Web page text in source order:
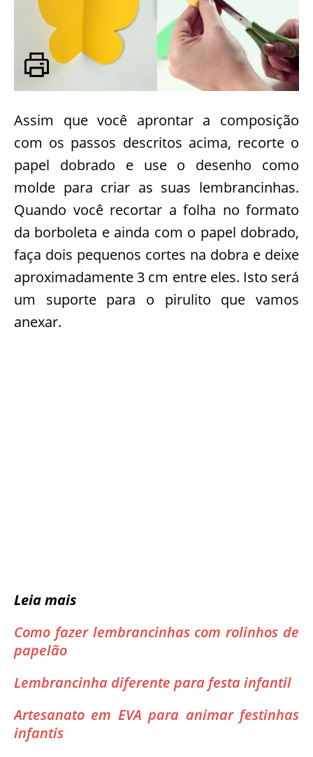
Assim que você aprontar a composição
com os passos descritos acima, recorte o
papel dobrado e use o desenho como
molde para criar as suas lembrancinhas.
Quando você recortar a folha no formato
da borboleta e ainda com o papel dobrado,
faça dois pequenos cortes na dobra e deixe
aproximadamente 3 cm entre eles. Isto será
um suporte para o pirulito que vamos
anexar.
Leia mais
Como fazer lembrancinhas com rolinhos de
papelão
Lembrancinha diferente para festa infantil
Artesanato em EVA para animar festinhas
infantis